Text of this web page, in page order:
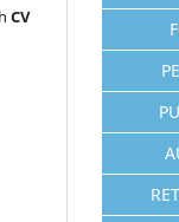
CV